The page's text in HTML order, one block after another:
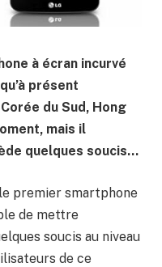
à écran incurvé
présent
du Sud, Hong
mais il
quelques soucis…
premier smartphone
de mettre
soucis au niveau
de ce